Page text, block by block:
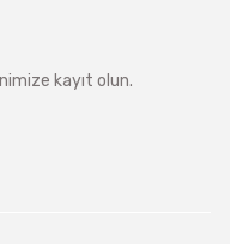
kayıt olun.